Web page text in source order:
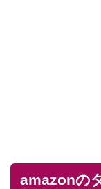
amazonの